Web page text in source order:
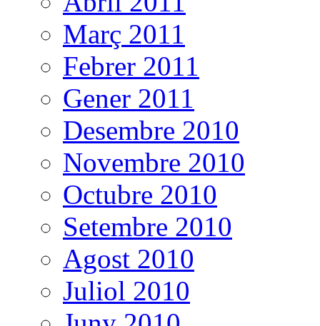
Març 2011
Febrer 2011
Gener 2011
Desembre 2010
Novembre 2010
Octubre 2010
Setembre 2010
Agost 2010
Juliol 2010